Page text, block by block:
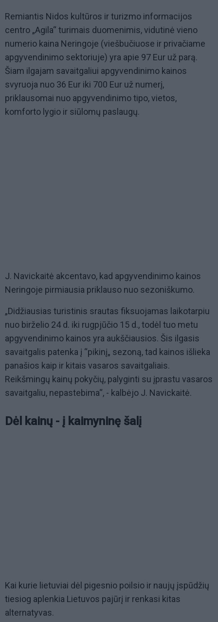
Remiantis Nidos kultūros ir turizmo informacijos
centro „Agila“ turimais duomenimis, vidutinė vieno
numerio kaina Neringoje (viešbučiuose ir privačiame
apgyvendinimo sektoriuje) yra apie 97 Eur už parą.
Šiam ilgajam savaitgaliui apgyvendinimo kainos
svyruoja nuo 36 Eur iki 700 Eur už numerį,
priklausomai nuo apgyvendinimo tipo, vietos,
komforto lygio ir siūlomų paslaugų.
J. Navickaitė akcentavo, kad apgyvendinimo kainos
Neringoje pirmiausia priklauso nuo sezoniškumo.
„Didžiausias turistinis srautas fiksuojamas laikotarpiu
nuo birželio 24 d. iki rugpjūčio 15 d., todėl tuo metu
apgyvendinimo kainos yra aukščiausios. Šis ilgasis
savaitgalis patenka į “pikinį„ sezoną, tad kainos išlieka
panašios kaip ir kitais vasaros savaitgaliais.
Reikšmingų kainų pokyčių, palyginti su įprastu vasaros
savaitgaliu, nepastebima“, - kalbėjo J. Navickaitė.
Dėl kainų - į kaimyninę šalį
Kai kurie lietuviai dėl pigesnio poilsio ir naujų įspūdžių
tiesiog aplenkia Lietuvos pajūrį ir renkasi kitas
alternatyvas.